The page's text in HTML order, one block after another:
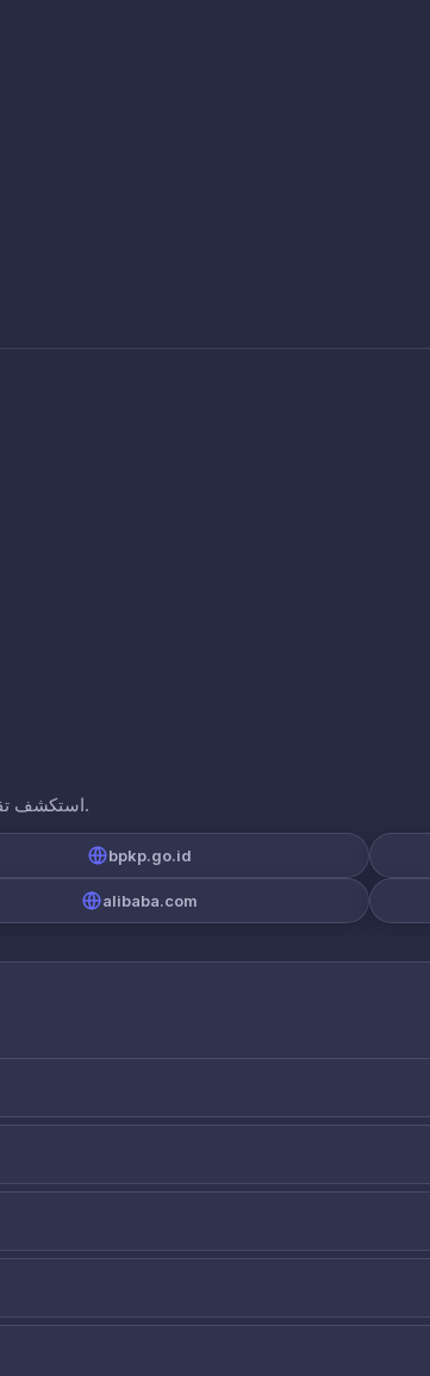
استكشف تقارير الاختراق للشركات الأخرى التي نتتبعها. انقر على أي نطاق لرؤية تعرضه.
bpkp.go.id
alibaba.com